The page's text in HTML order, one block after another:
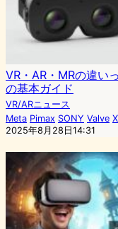
VR・AR・MRの違い
の基本ガイド
VR/ARニュース
Meta Pimax SONY Valve
2025年8月28日14:31